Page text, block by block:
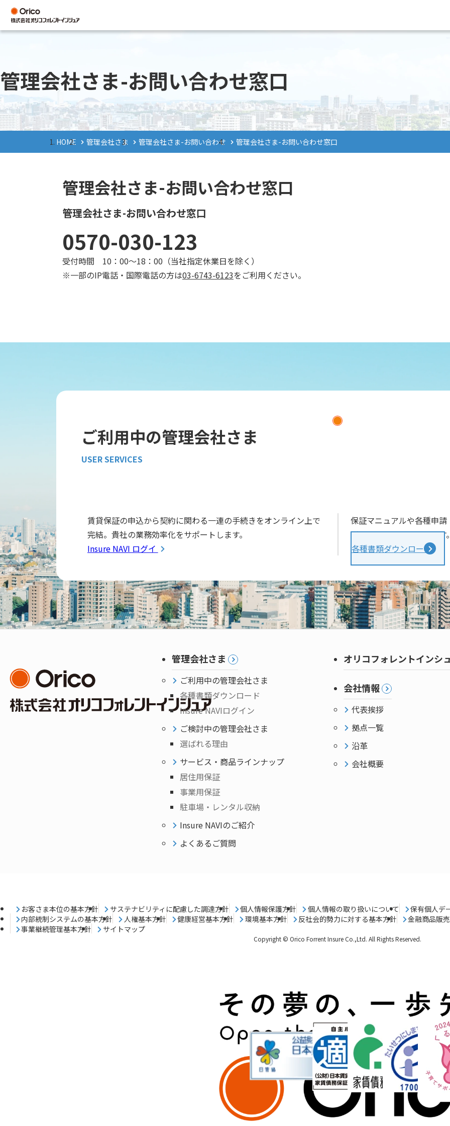
管理会社さま-お問い合わせ窓口
HOME 管理会社さま 管理会社さま-お問い合わせ 管理会社さま-お問い合わせ窓口
管理会社さま-お問い合わせ窓口
管理会社さま-お問い合わせ窓口
0570-030-123
受付時間 10：00～18：00（当社指定休業日を除く ）
※一部のIP電話・国際電話の方は03-6743-6123をご利用ください。
ご利用中の管理会社さま
USER SERVICES
賃貸保証の申込から契約に関わる一連の手続きをオンライン上で
完結。貴社の業務効率化をサポートします。
Insure NAVI ログイン
保証マニュアルや各種申
ダウンロードいただけます
各種書類ダウンロード
管理会社さま
ご利用中の管理会社さま
各種書類ダウンロード
Insure NAVIログイン
ご検討中の管理会社さま
選ばれる理由
サービス・商品ラインナップ
居住用保証
事業用保証
駐車場・レンタル収納
Insure NAVIのご紹介
よくあるご質問
オリコフォレントインシ
会社情報
代表挨拶
拠点一覧
沿革
会社概要
お客さま本位の基本方針 サステナビリティに配慮した調達方針 個人情報保護方針 個人情報の取り扱いについて
保有個人デ
内部統制システムの基本方針
人権基本方針 健康経営基本方針 環境基本方針 反社会的勢力に対する基本方針
金融商品販
事業継続管理基本方針
サイトマップ
Copyright © Orico Forrent Insure Co.,Ltd. All Rights Reserved.